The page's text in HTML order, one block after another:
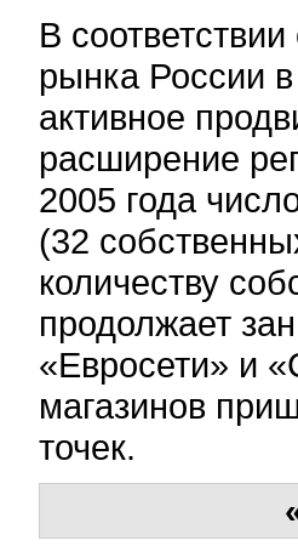
В
рынка России
активное
расширение
2005 года
(32
количеству
продолжает
«Евросети» и
магазинов
точек.